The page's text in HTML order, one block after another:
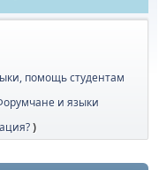
помощь студентам
и языки
)